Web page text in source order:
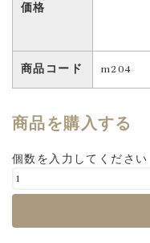
価格
商品コード m204
商品を購入する
個数を入力してください